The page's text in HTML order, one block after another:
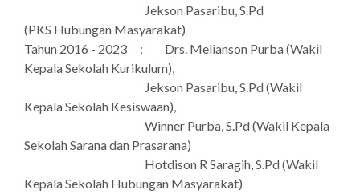
Jekson Pasaribu, S.Pd
(PKS Hubungan Masyarakat)
Tahun 2016 - 2023
: Drs. Melianson Purba (Wakil
Kepala Sekolah Kurikulum),
Jekson Pasaribu, S.Pd (Wakil
Kepala Sekolah Kesiswaan),
Winner Purba, S.Pd (Wakil Kepala
Sekolah Sarana dan Prasarana)
Hotdison R Saragih, S.Pd (Wakil
Kepala Sekolah Hubungan Masyarakat)